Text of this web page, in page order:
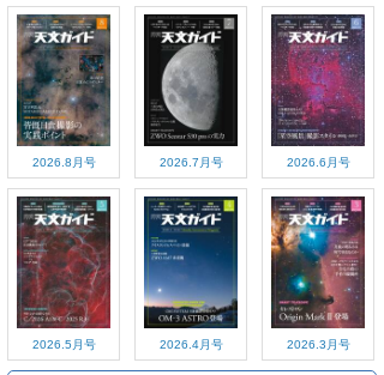
2026.8月号 2026.7月号 2026.6月号
2026.5月号 2026.4月号 2026.3月号